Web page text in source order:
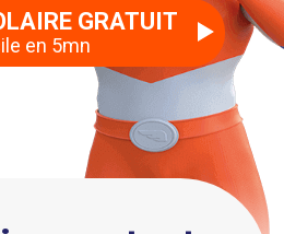
GRATUIT
en 5mn